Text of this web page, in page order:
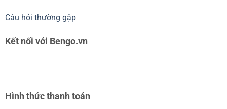
Câu hỏi thường gặp
Kết nối với Bengo.vn
Hình thức thanh toán